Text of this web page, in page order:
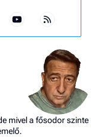
mivel a fősodor szinte